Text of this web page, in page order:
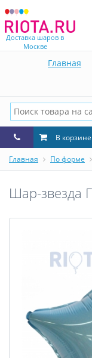
Доставка шаров в
Москве
Главная
В
Главная По форме
Шар-звезда